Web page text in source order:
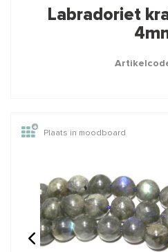
producten ook
Carneool - Kornalijn
kralen rond ca. 8mm
Streng ca. 38cm
Labradoriet
Plaats in moodboard